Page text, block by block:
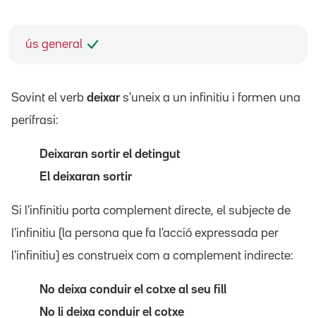
ús general
Sovint el verb deixars'uneix a un infinitiu i formen una
perífrasi:
Deixaran sortir el detingut
El deixaran sortir
Si l'infinitiu porta complement directe, el subjecte de
l'infinitiu (la persona que fa l'acció expressada per
l'infinitiu) es construeix com a complement indirecte:
No deixa conduir el cotxe al seu fill
No li deixa conduir el cotxe